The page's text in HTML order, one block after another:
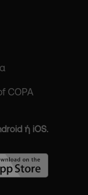
COPA
ή iOS.